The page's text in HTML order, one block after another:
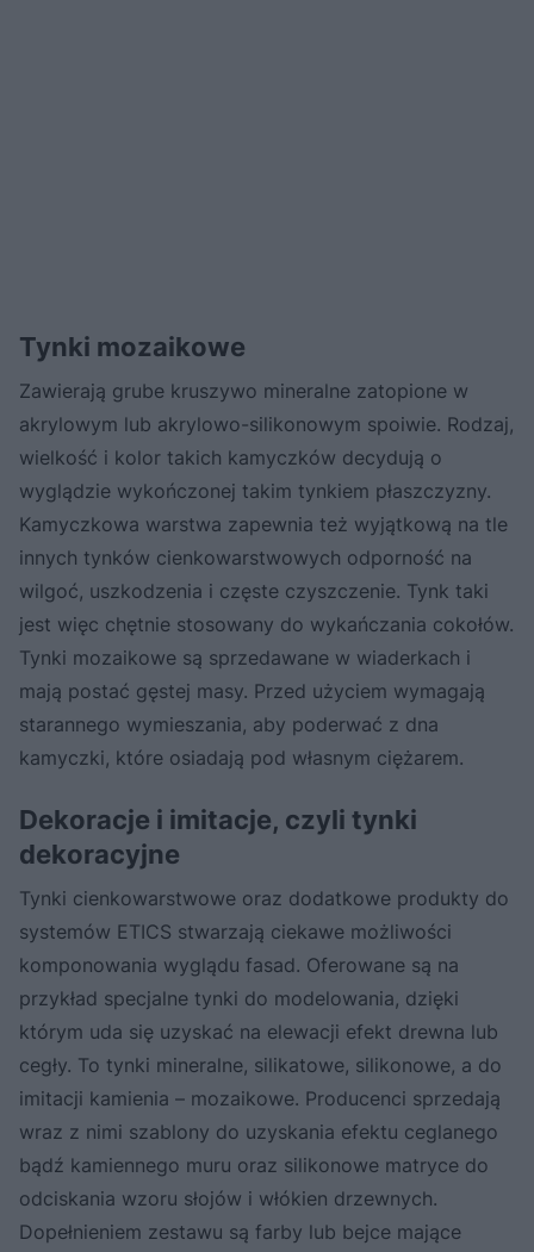
Tynki mozaikowe
Zawierają grube kruszywo mineralne zatopione w
akrylowym lub akrylowo-silikonowym spoiwie. Rodzaj,
wielkość i kolor takich kamyczków decydują o
wyglądzie wykończonej takim tynkiem płaszczyzny.
Kamyczkowa warstwa zapewnia też wyjątkową na tle
innych tynków cienkowarstwowych odporność na
wilgoć, uszkodzenia i częste czyszczenie. Tynk taki
jest więc chętnie stosowany do wykańczania cokołów.
Tynki mozaikowe są sprzedawane w wiaderkach i
mają postać gęstej masy. Przed użyciem wymagają
starannego wymieszania, aby poderwać z dna
kamyczki, które osiadają pod własnym ciężarem.
Dekoracje i imitacje, czyli tynki
dekoracyjne
Tynki cienkowarstwowe oraz dodatkowe produkty do
systemów ETICS stwarzają ciekawe możliwości
komponowania wyglądu fasad. Oferowane są na
przykład specjalne tynki do modelowania, dzięki
którym uda się uzyskać na elewacji efekt drewna lub
cegły. To tynki mineralne, silikatowe, silikonowe, a do
imitacji kamienia – mozaikowe. Producenci sprzedają
wraz z nimi szablony do uzyskania efektu ceglanego
bądź kamiennego muru oraz silikonowe matryce do
odciskania wzoru słojów i włókien drzewnych.
Dopełnieniem zestawu są farby lub bejce mające